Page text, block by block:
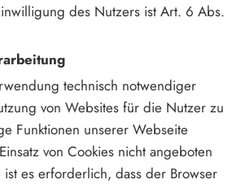
des Nutzers ist Art. 6 Abs.
technisch notwendiger
von Websites für die Nutzer zu
Funktionen unserer Webseite
von Cookies nicht angeboten
es erforderlich, dass der Browser